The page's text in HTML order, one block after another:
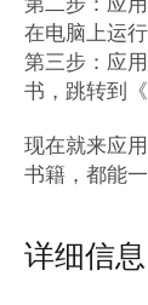
在电脑上运
第三步：应
书，跳转到
现在就来应
书籍，都能
详细信息